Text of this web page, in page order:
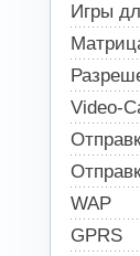
Игры
Video-
WAP
GPRS